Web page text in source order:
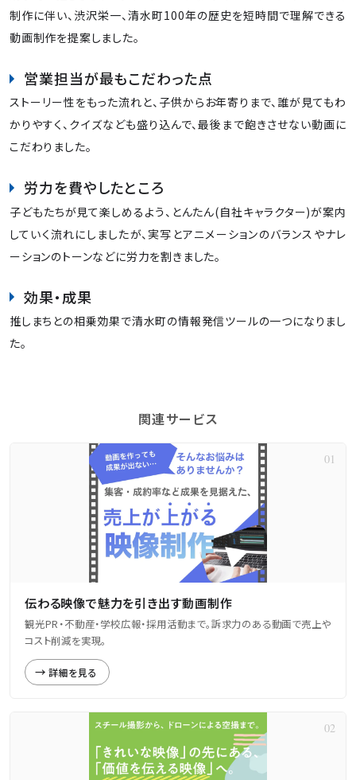
制作に伴い、渋沢栄一、清水町100年の歴史を短時間で理解できる
動画制作を提案しました。
営業担当が最もこだわった点
ストーリー性をもった流れと、子供からお年寄りまで、誰が見てもわ
かりやすく、クイズなども盛り込んで、最後まで飽きさせない動画に
こだわりました。
労力を費やしたところ
子どもたちが見て楽しめるよう、とんたん(自社キャラクター)が案内
していく流れにしましたが、実写とアニメーションのバランスやナレ
ーションのトーンなどに労力を割きました。
効果・成果
推しまちとの相乗効果で清水町の情報発信ツールの一つになりまし
た。
関連サービス
伝わる映像で魅力を引き出す動画制作
観光PR・不動産・学校広報・採用活動まで。訴求力のある動画で売上や
コスト削減を実現。
詳細を見る